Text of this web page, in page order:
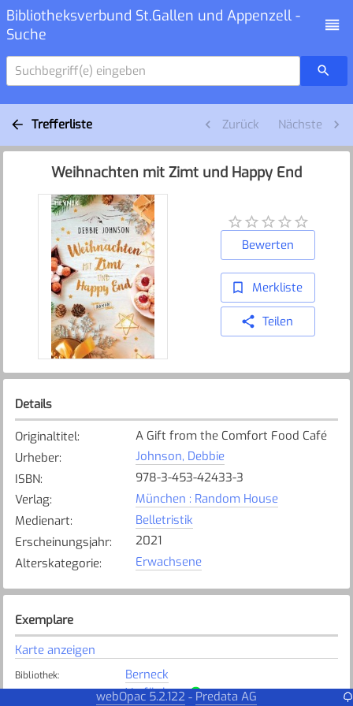
Bibliotheksverbund St.Gallen und Appenzell -
Suche
Suchbegriff(e) eingeben
Trefferliste Zurück Nächste
Weihnachten mit Zimt und Happy End
Bewerten
Merkliste
Teilen
Details
Originaltitel:
A Gift from the Comfort Food Café
Urheber:
Johnson, Debbie
ISBN:
978-3-453-42433-3
Verlag:
München : Random House
Medienart:
Belletristik
Erscheinungsjahr:
2021
Alterskategorie: Erwachsene
Exemplare
Karte anzeigen
Bibliothek: Berneck
Verfügbar
webOpac 5.2.122 - Predata AG